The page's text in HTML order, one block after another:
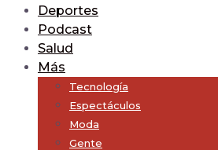
Deportes
Podcast
Salud
Más
Tecnología
Espectáculos
Moda
Gente